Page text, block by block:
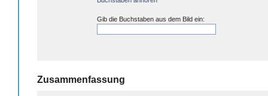
Gib die Buchstaben aus dem Bild ein:
Zusammenfassung